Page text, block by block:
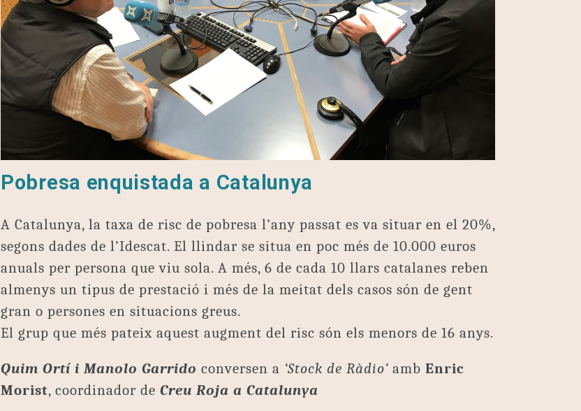
Pobresa enquistada a Catalunya
A Catalunya, la taxa de risc de pobresa l’any passat es va situar en el 20%,
segons dades de l’Idescat. El llindar se situa en poc més de 10.000 euros
anuals per persona que viu sola. A més, 6 de cada 10 llars catalanes reben
almenys un tipus de prestació i més de la meitat dels casos són de gent
gran o persones en situacions greus.
El grup que més pateix aquest augment del risc són els menors de 16 anys.
Quim Ortí i Manolo Garrido conversen a ‘Stock de Ràdio’ amb Enric
Morist, coordinador de Creu Roja a Catalunya